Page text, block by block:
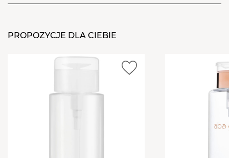
magnetycznymi. Silny magnes pozwoli na
sekundach.
Posiada 2 końcówki- o większej powierzchni, która
skuteczniej przyciąga drobinki oraz mniejsza, która
Aby uzyskać zamierzony efekt, należy przyłożyć
PROPOZYCJE DLA CIEBIE